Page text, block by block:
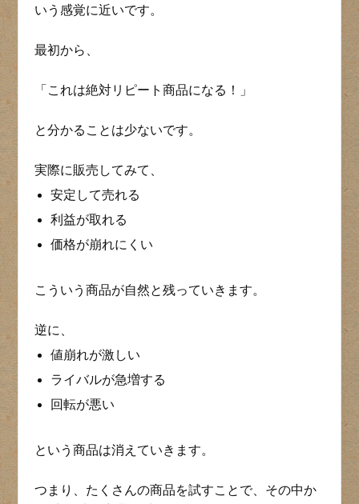
いう感覚に近いです。
最初から、
「これは絶対リピート商品になる！」
と分かることは少ないです。
実際に販売してみて、
安定して売れる
利益が取れる
価格が崩れにくい
こういう商品が自然と残っていきます。
逆に、
値崩れが激しい
ライバルが急増する
回転が悪い
という商品は消えていきます。
つまり、たくさんの商品を試すことで、その中か